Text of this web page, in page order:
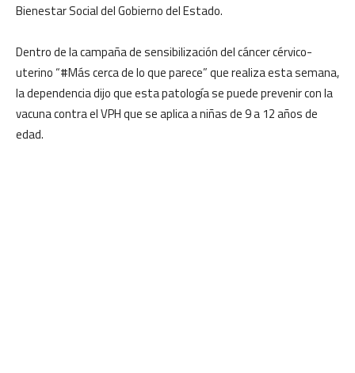
Bienestar Social del Gobierno del Estado.
Dentro de la campaña de sensibilización del cáncer cérvico-
uterino “#Más cerca de lo que parece” que realiza esta semana,
la dependencia dijo que esta patología se puede prevenir con la
vacuna contra el VPH que se aplica a niñas de 9 a 12 años de
edad.